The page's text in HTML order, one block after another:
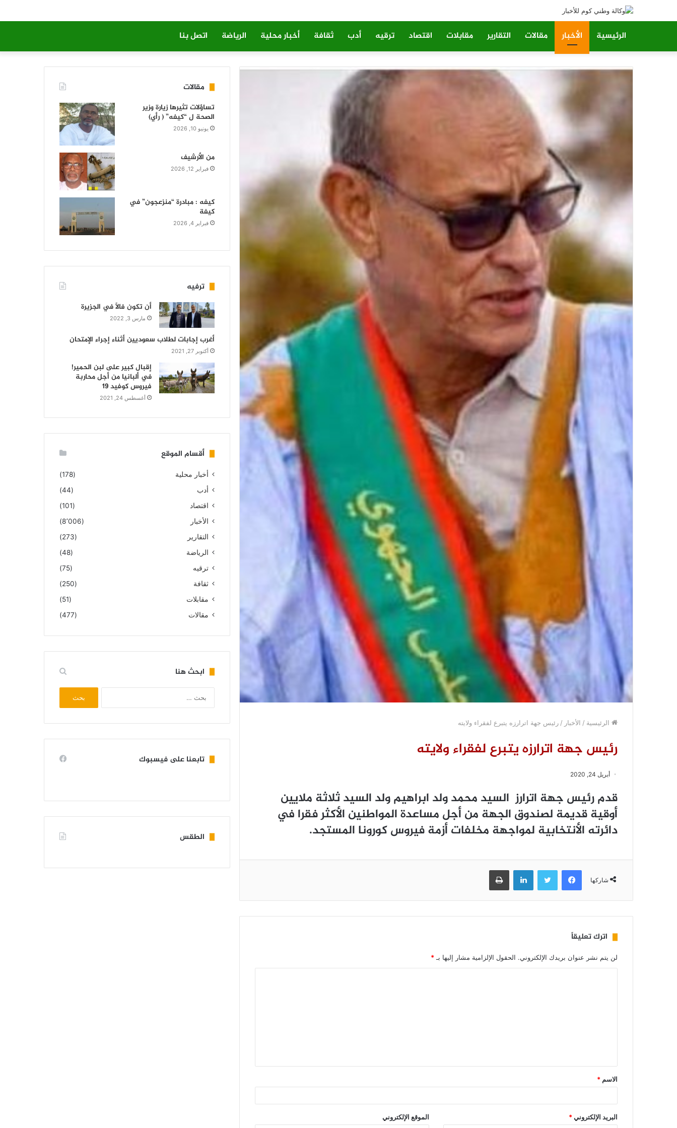
الرئيسية الأخبار مقالات التقارير مقابلات اقتصاد ترقيه أدب ثقافة أخبار محلية الرياضة اتصل بنا
الرئيسية / الأخبار / رئيس جهة اترارزه يتبرع لفقراء ولايته
رئيس جهة اترارزه يتبرع لفقراء ولايته
أبريل 24, 2020
قدم رئيس جهة اترارز السيد محمد ولد ابراهيم ولد السيد ثلاثة ملايين
أوقية قديمة لصندوق الجهة من أجل مساعدة المواطنين الأكثر فقرا في
دائرته الأنتخابية لمواجهة مخلفات أزمة فيروس كورونا المستجد.
شاركها
فيسبوك تويتر لينكدإن طباعة
اترك تعليقاً
لن يتم نشر عنوان بريدك الإلكتروني. الحقول الإلزامية مشار إليها بـ*
الاسم *
البريد الإلكتروني* الموقع الإلكتروني
مقالات
تساؤلات تثيرها زيارة وزير
الصحة ل “كيفه” ( رأي)
يونيو 10, 2026
من الأرشيف
فبراير 12, 2026
كيفه : مبادرة “منزعجون” في
كيفة
فبراير 4, 2026
ترفيه
أن تكون فالاً في الجزيرة
مارس 3, 2022
أغرب إجابات لطلاب سعوديين أثناء إجراء الإمتحان
أكتوبر 27, 2021
إقبال كبير على لبن الحمير!
في ألبانيا من أجل محاربة
فيروس كوفيد 19
أغسطس 24, 2021
أقسام الموقع
أخبار محلية
(178)
أدب
(44)
اقتصاد
(101)
الأخبار
(8٬006)
التقارير
(273)
الرياضة
(48)
ترقيه
(75)
ثقافة
(250)
مقابلات
(51)
مقالات
(477)
ابحث هنا
تابعنا على فيسبوك
الطقس